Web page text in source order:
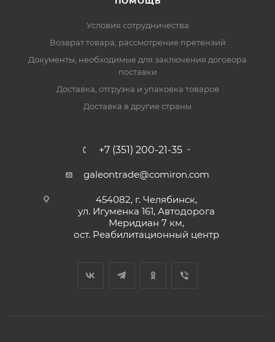
Условия сотрудничества
Возврат товара, рассмотрение претензий
Документы, необходимые для заключения договора
поставки
Доставка, отгрузка и упаковка товаров
Доставка в другие страны
+7 (351) 200-21-35
galeontrade@comiron.com
454082, г. Челябинск,
ул. Игуменка 161, Автодорога
Меридиан 7 км,
ост. Реабилитационный центр